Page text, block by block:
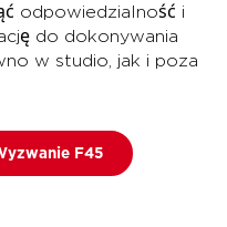
odpowiedzialność i
do dokonywania
w studio, jak i poza
F45